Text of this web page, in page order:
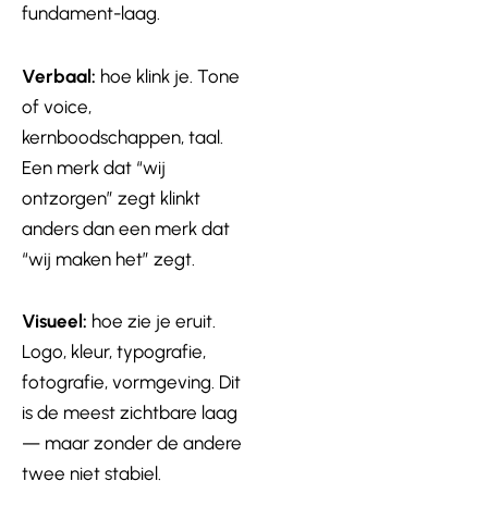
fundament-laag.
Verbaal: hoe klink je. Tone
of voice,
kernboodschappen, taal.
Een merk dat “wij
ontzorgen” zegt klinkt
anders dan een merk dat
“wij maken het” zegt.
Visueel: hoe zie je eruit.
Logo, kleur, typografie,
fotografie, vormgeving. Dit
is de meest zichtbare laag
— maar zonder de andere
twee niet stabiel.